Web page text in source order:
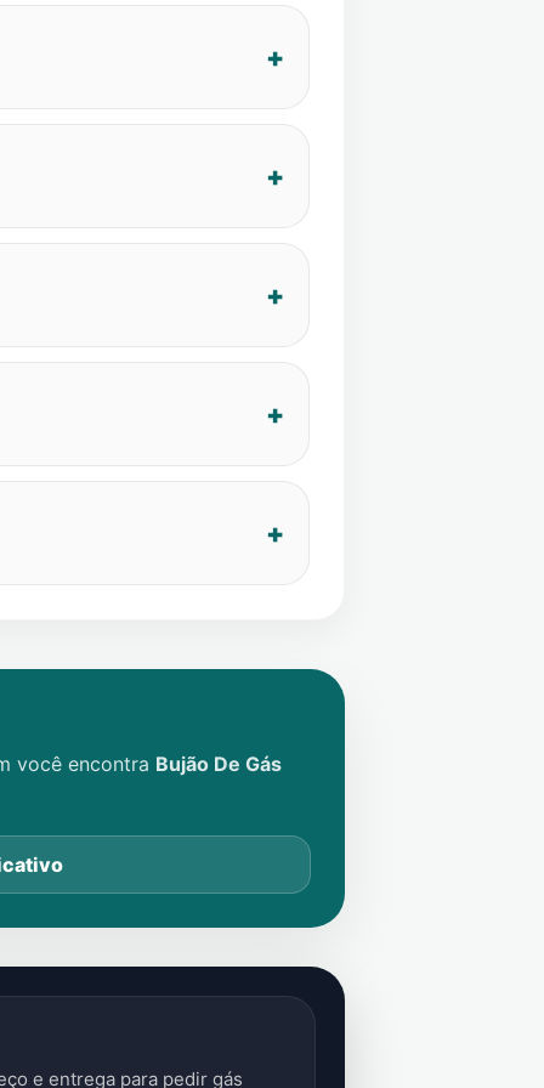
você encontra Bujão De Gás
e entrega para pedir gás